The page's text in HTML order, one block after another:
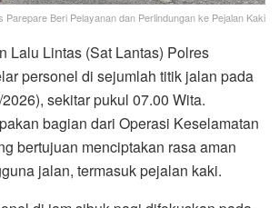
Parepare Beri Pelayanan dan Perlindungan ke Pejalan Kaki
Lalu Lintas (Sat Lantas) Polres
personel di sejumlah titik jalan pada
sekitar pukul 07.00 Wita.
bagian dari Operasi Keselamatan
bertujuan menciptakan rasa aman
jalan, termasuk pejalan kaki.